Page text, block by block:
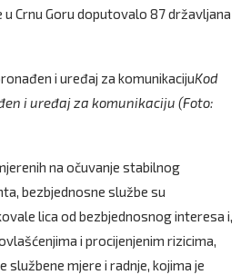
Crnu Goru doputovalo 87 državljana
Kod
i uređaj za komunikaciju (Foto:
na očuvanje stabilnog
bezbjednosne službe su
lica od bezbjednosnog interesa i,
i procijenjenim rizicima,
službene mjere i radnje, kojima je